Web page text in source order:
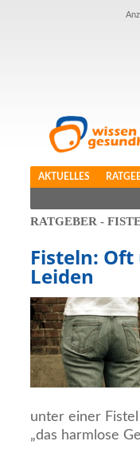
AKTUELLES
RATGEBER -
Fisteln:
Leiden
unter einer
„das harmlose